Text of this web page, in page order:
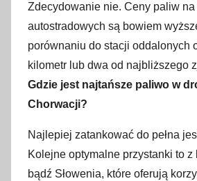
Zdecydowanie nie. Ceny paliw na
autostradowych są bowiem
porównaniu do stacji oddalonych
kilometr lub dwa od najbliższego
Gdzie jest najtańsze paliwo w
Chorwacji?
Najlepiej zatankować do pełna
Kolejne optymalne przystanki to
bądź Słowenia, które oferują